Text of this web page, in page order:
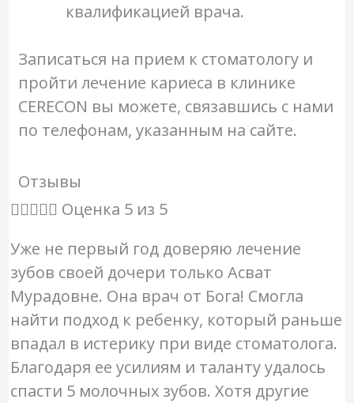
квалификацией врача.
Записаться на прием к стоматологу и
пройти лечение кариеса в клинике
CERECON вы можете, связавшись с нами
по телефонам, указанным на сайте.
Отзывы
 Оценка 5 из 5
Уже не первый год доверяю лечение
зубов своей дочери только Асват
Мурадовне. Она врач от Бога! Смогла
найти подход к ребенку, который раньше
впадал в истерику при виде стоматолога.
Благодаря ее усилиям и таланту удалось
спасти 5 молочных зубов. Хотя другие